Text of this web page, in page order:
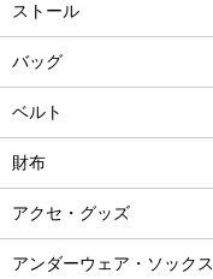
ストール
バッグ
ベルト
財布
アクセ・グッズ
アンダーウェア・ソックス